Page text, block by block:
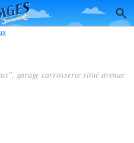
garage carrosserie situé avenue